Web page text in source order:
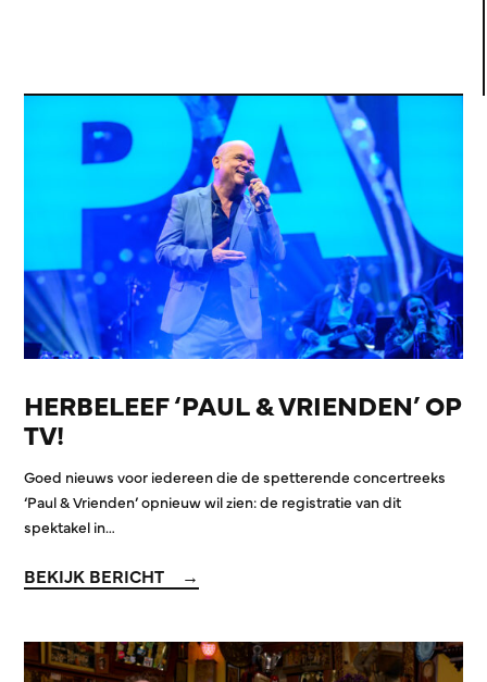
HERBELEEF ‘PAUL & VRIENDEN’ OP
TV!
Goed nieuws voor iedereen die de spetterende concertreeks
‘Paul & Vrienden’ opnieuw wil zien: de registratie van dit
spektakel in…
BEKIJK BERICHT